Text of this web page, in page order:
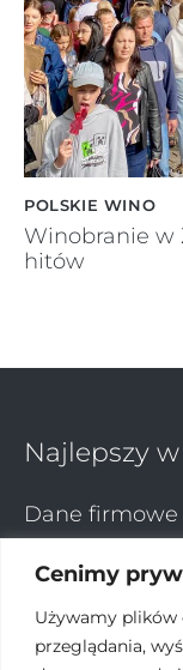
Cenimy
Używamy plików
przeglądania,
POLSKIE WINO
Winobranie w
hitów
Najlepszy
Dane firmowe
ul. Mińska 29A
03-808 Warszawa